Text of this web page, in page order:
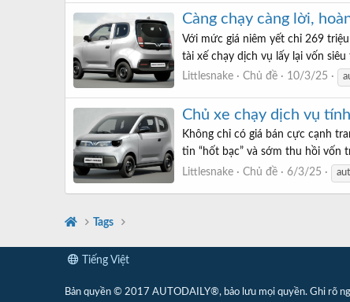
Càng chạy càng lời,
Với mức giá niêm yết chỉ 269
tài xế chạy dịch vụ lấy lại vốn
Littlesnake
Chủ đề 10/3/25
Chủ xe chạy dịch vụ
Không chỉ có giá bán cực cạnh
tin “hốt bạc” và sớm thu hồi vốn
Littlesnake
Chủ đề 6/3/25
Tags
Tiếng Việt
Bản quyền © 2017 AUTODAILY®, bảo lưu mọi quyền. Ghi rõ